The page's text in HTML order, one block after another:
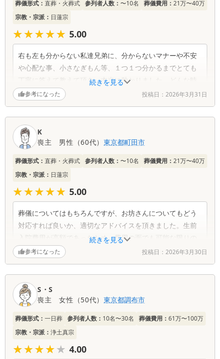
続きを見る
葬儀形式： 直葬・火葬式 参列者人数： 〜10名 葬儀費用： 21万〜40万
宗教・宗派： 日蓮宗
★★★★★
★★★★★ 5.00
右も左も分からない私達兄弟に、分からないマナーや不安
や心配な事、小さなぎもん等、１つ１つ分かるまでとても
丁寧に答えて教えて頂き、本当に助かりました。どんな時
でも本当に優しい口調で、こちらの気持ちを最大限尊重し
て寄り添って色々な提案やアドバイスを頂き、不安事なく
葬儀当日を迎える事が出来ました。お陰様で私達が願って
いたとおりのとても温かい、優しい葬儀で大切な母をお見
送りする事が出来ました。
ない程の悲しみの中、品川さんはじめスタッフ皆様の温か
い、優しい一言一言に何度も気持ちが救われました。一生
忘れる事のないあの温かい時間を作って下さって、心から
感謝しております。本当にありがとうございました。
参考になった 投稿日： 2026年3月31日
続きを見る
K
喪主
男性 （60代）東京都町田市
葬儀形式： 直葬・火葬式 参列者人数： 〜10名 葬儀費用： 21万〜40万
宗教・宗派： 日蓮宗
★★★★★
★★★★★ 5.00
葬儀についてはもちろんですが、お坊さんについてもどう
対応すれば良いか、適切なアドバイスを頂きました。生前
入院費用が高額であったため、費用の面でも可能な限りの
節約をして頂きました。今年一番の暑さの中でも嫌な顔せ
ず最後まで誠意のある対応に感動しました。とても信頼で
きたので実家の名義変更もお願いすることにしました。品
川様他スタッフの皆様ほんとうにありがとうございまし
た。今後もよろしくお願いします。
参考になった 投稿日： 2026年3月30日
S・S
喪主
女性 （50代）東京都調布市
葬儀形式： 一日葬 参列者人数： 10名〜30名 葬儀費用： 61万〜100万
宗教・宗派： 浄土真宗
★★★★★
★★★★★ 4.00